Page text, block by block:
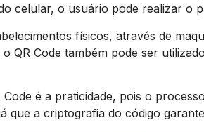
celular, o usuário pode realizar o
físicos, através de
QR Code também pode ser
é a praticidade, pois o
que a criptografia do código